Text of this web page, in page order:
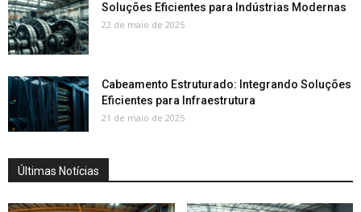
Soluções Eficientes para Indústrias Modernas
22 de maio de 2025
Cabeamento Estruturado: Integrando Soluções
Eficientes para Infraestrutura
21 de maio de 2025
Últimas Notícias